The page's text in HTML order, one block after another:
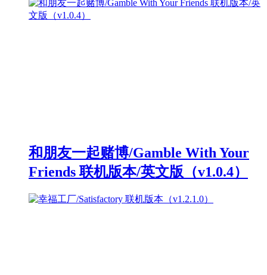
和朋友一起赌博/Gamble With Your
Friends 联机版本/英文版（v1.0.4）